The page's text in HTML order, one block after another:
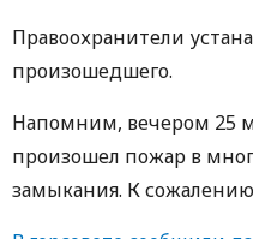
Правоохранители
произошедшего.
Напомним, вечером 25
произошел пожар в
замыкания. К